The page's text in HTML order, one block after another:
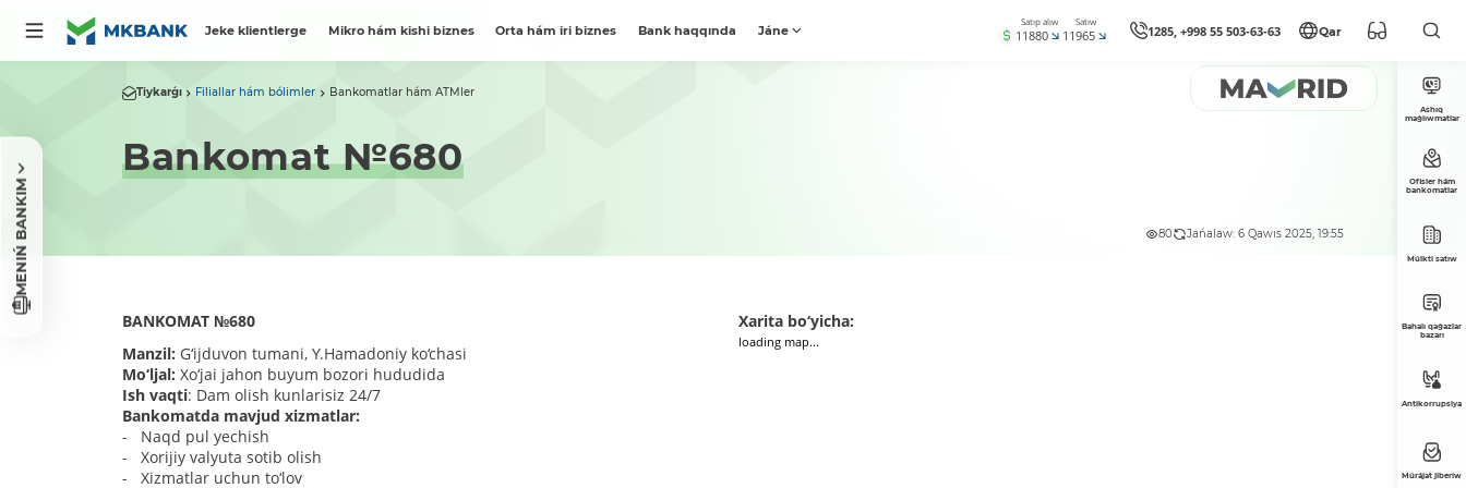
Jeke klientlerge Mikro hám kishi biznes Orta hám iri biznes Bank haqqında Jáne
Satıp alıw
11880
Satıw
11965 1285, +998 55 503-63-63 Qar
MENIŃ BANKIM
Tiykarǵı Filiallar hám bólimler Bankomatlar hám ATMler
Bankomat №680
80 Jańalaw: 6 Qawıs 2025, 19:55
BANKOMAT №680
Manzil: G‘ijduvon tumani, Y.Hamadoniy ko‘chasi
Mo‘ljal: Xo‘jai jahon buyum bozori hududida
Ish vaqti: Dam olish kunlarisiz 24/7
Bankomatda mavjud xizmatlar:
- Naqd pul yechish
- Xorijiy valyuta sotib olish
- Xizmatlar uchun to‘lov
Xarita bo‘yicha:
loading map...
Ashıq
maǵlıwmatlar
Ofisler hám
bankomatlar
Múlkti satıw
Bahalı qaǵazlar
bazarı
Antikorrupsiya
Múrájat jiberiw